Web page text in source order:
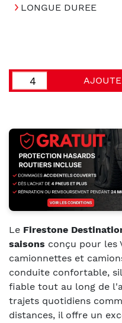
LONGUE DUREE
Le Firestone
saisons conçu pour les
camionnettes et
conduite confortable,
fiable tout au long de
trajets quotidiens
distances, il offre un